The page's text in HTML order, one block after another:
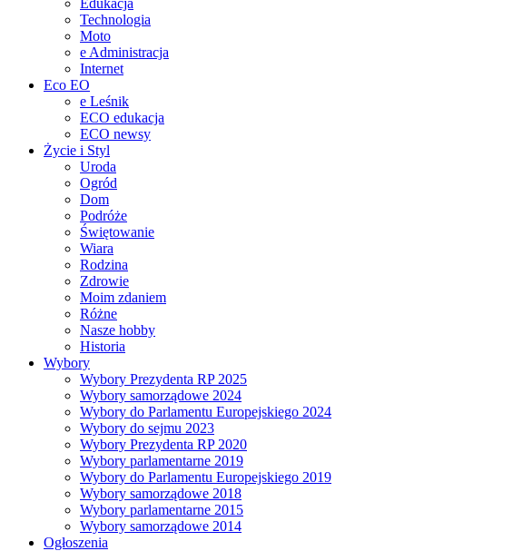
Edukacja
Technologia
Moto
e Administracja
Internet
Eco EO
e Leśnik
ECO edukacja
ECO newsy
Życie i Styl
Uroda
Ogród
Dom
Podróże
Świętowanie
Wiara
Rodzina
Zdrowie
Moim zdaniem
Różne
Nasze hobby
Historia
Wybory
Wybory Prezydenta RP 2025
Wybory samorządowe 2024
Wybory do Parlamentu Europejskiego 2024
Wybory do sejmu 2023
Wybory Prezydenta RP 2020
Wybory parlamentarne 2019
Wybory do Parlamentu Europejskiego 2019
Wybory samorządowe 2018
Wybory parlamentarne 2015
Wybory samorządowe 2014
Ogłoszenia